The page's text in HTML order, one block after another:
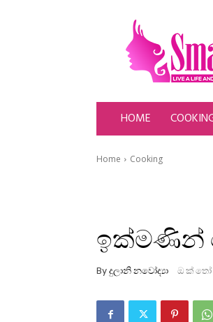
SmartLady
HOME
Home Cooking
ඉක්මණින්
By දුලානි නවෝද්‍යා